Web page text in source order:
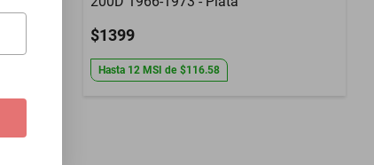
$1399
Hasta 12 MSI de $116.58